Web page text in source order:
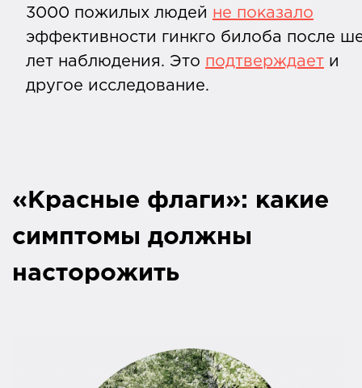
3000 пожилых людей не показало
эффективности гинкго билоба после
лет наблюдения. Это подтверждает и
другое исследование.
«Красные флаги»: какие
симптомы должны
насторожить